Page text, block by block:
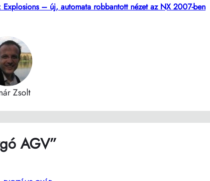
Explosions – új, automata robbantott nézet az NX 2007-ben
Zsolt
AGV”